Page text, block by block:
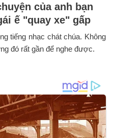
của anh bạn
ế "quay xe" gấp
tiếng nhạc chát chúa. Không
đó rất gần để nghe được.